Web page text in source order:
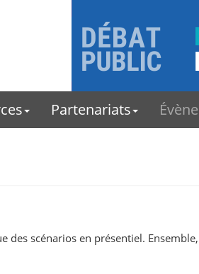
Partenariats
scénarios en présentiel.